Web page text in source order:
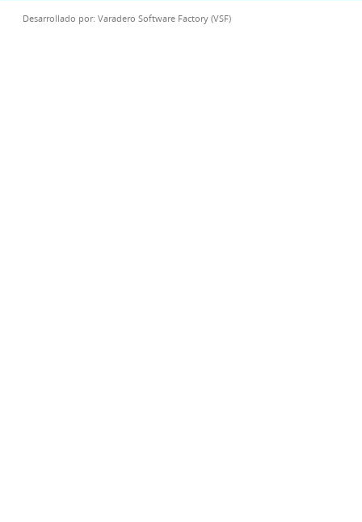
Desarrollado por: Varadero Software Factory (VSF)